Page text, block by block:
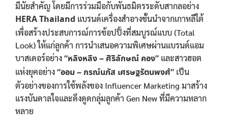
มีนัยสำคัญ โดยมีการร่วมมือกับพันธมิตรระดับสากลอย่าง
HERA Thailand แบรนด์เครื่องสำอางชั้นนำจากเกาหลีใต้
เพื่อสร้างประสบการณ์การช้อปปิ้งที่สมบูรณ์แบบ (Total
Look) ให้แก่ลูกค้า การนำเสนอความพิเศษผ่านแบรนด์แอม
บาสเดอร์อย่าง“หลิงหลิง – ศิริลักษณ์ คอง” และสาวฮอต
แห่งยุคอย่าง“ออม – กรณ์นภัส เศรษฐรัตนพงศ์” เป็น
ตัวอย่างของการใช้พลังของ Influencer Marketing มาสร้าง
แรงบันดาลใจและดึงดูดกลุ่มลูกค้า Gen New ที่มีความหลาก
หลาย